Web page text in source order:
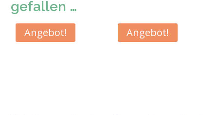
gefallen …
Angebot! Angebot!